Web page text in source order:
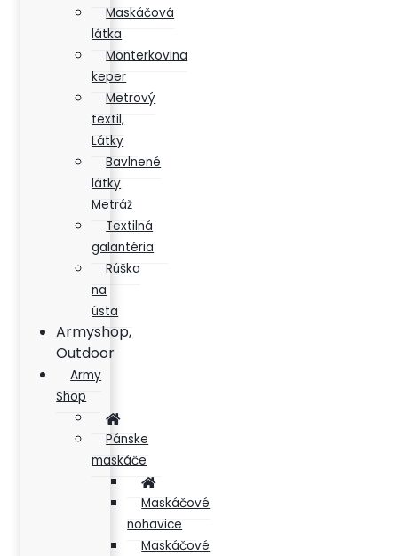
Maskáčová
látka
Monterkovina
keper
Metrový
textil,
Látky
Bavlnené
látky
Metráž
Textilná
galantéria
Rúška
na
ústa
Armyshop,
Outdoor
Army
Shop
Pánske
maskáče
Maskáčové
nohavice
Maskáčové